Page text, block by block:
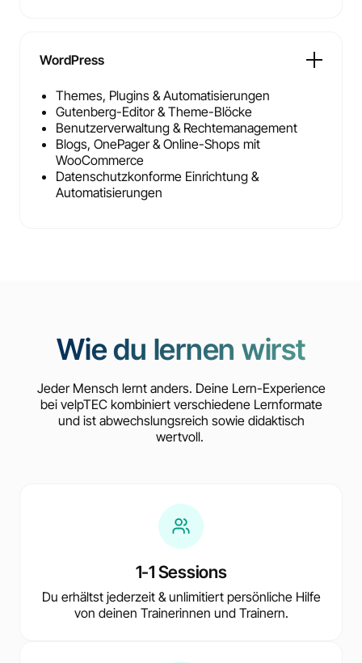
WordPress
Themes, Plugins & Automatisierungen
Gutenberg-Editor & Theme-Blöcke
Benutzerverwaltung & Rechtemanagement
Blogs, OnePager & Online-Shops mit
WooCommerce
Datenschutzkonforme Einrichtung &
Automatisierungen
Wie du lernen wirst
Jeder Mensch lernt anders. Deine Lern-Experience
bei velpTEC kombiniert verschiedene Lernformate
und ist abwechslungsreich sowie didaktisch
wertvoll.
1-1 Sessions
Du erhältst jederzeit & unlimitiert persönliche Hilfe
von deinen Trainerinnen und Trainern.